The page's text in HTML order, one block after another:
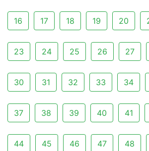
16 17 18 19 20
23 24 25 26 27
30 31 32 33 34
37 38 39 40 41
44 45 46 47 48